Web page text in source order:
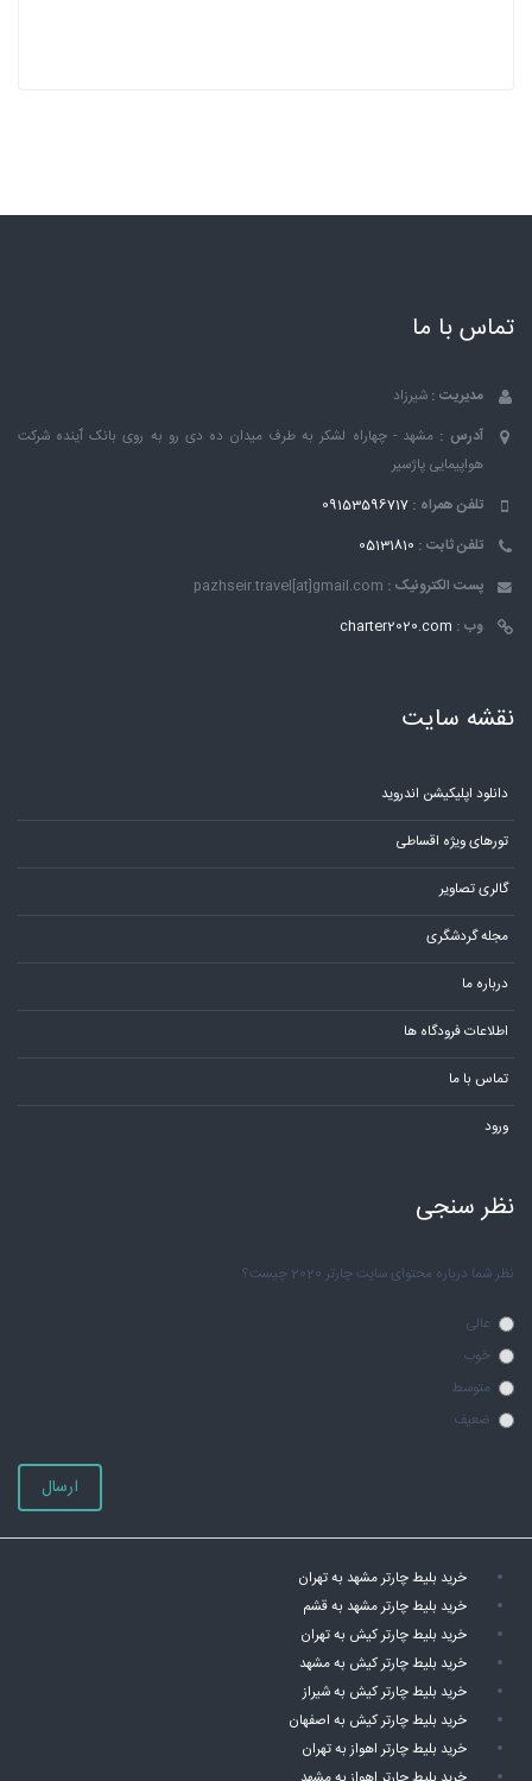
تماس با ما
مدیریت : شیرزاد
آدرس : مشهد - چهاراه لشکر به طرف میدان ده دی رو به روی بانک ٱینده شرکت
هواپیمایی پاژسیر
تلفن همراه : 09153596717
تلفن ثابت : 05131810
پست الکترونیک : pazhseir.travel[at]gmail.com
وب : charter2020.com
نقشه سایت
دانلود اپلیکیشن اندروید
تورهای ویژه اقساطی
گالری تصاویر
مجله گردشگری
درباره ما
اطلاعات فرودگاه ها
تماس با ما
ورود
نظر سنجی
نظر شما درباره محتوای سایت چارتر 2020 چیست؟
عالی
خوب
متوسط
ضعیف
ارسال
خرید بلیط چارتر مشهد به تهران
خرید بلیط چارتر مشهد به قشم
خرید بلیط چارتر کیش به تهران
خرید بلیط چارتر کیش به مشهد
خرید بلیط چارتر کیش به شیراز
خرید بلیط چارتر کیش به اصفهان
خرید بلیط چارتر اهواز به تهران